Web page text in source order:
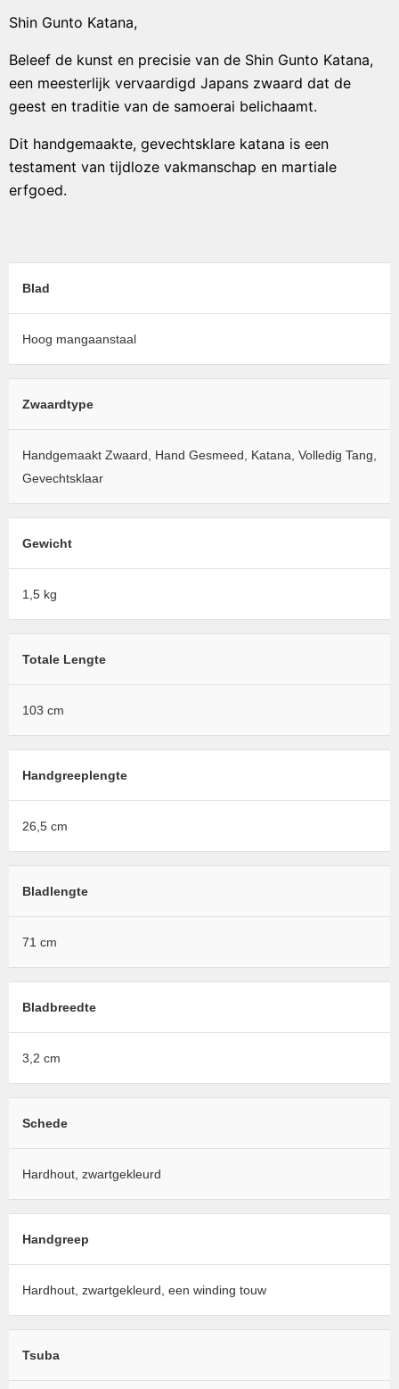
Shin Gunto Katana,
Beleef de kunst en precisie van de Shin Gunto Katana,
een meesterlijk vervaardigd Japans zwaard dat de
geest en traditie van de samoerai belichaamt.
Dit handgemaakte, gevechtsklare katana is een
testament van tijdloze vakmanschap en martiale
erfgoed.
Blad
Hoog mangaanstaal
Zwaardtype
Handgemaakt Zwaard, Hand Gesmeed, Katana, Volledig Tang,
Gevechtsklaar
Gewicht
1,5 kg
Totale Lengte
103 cm
Handgreeplengte
26,5 cm
Bladlengte
71 cm
Bladbreedte
3,2 cm
Schede
Hardhout, zwartgekleurd
Handgreep
Hardhout, zwartgekleurd, een winding touw
Tsuba